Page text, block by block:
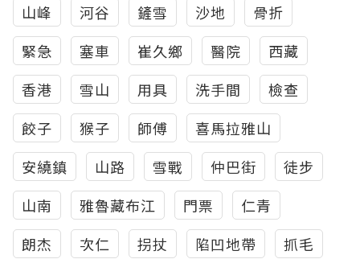
山峰
河谷 鏟雪 沙地
骨折
緊急
塞車 崔久鄉 醫院
西藏
香港
雪山 用具 洗手間
檢查
餃子
猴子 師傅
喜馬拉雅山
安繞鎮
山路 雪戰 仲巴街
徒步
山南
雅魯藏布江 門票
仁青
朗杰
次仁 拐扙 陷凹地帶
抓毛